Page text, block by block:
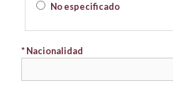
No especificado
* Nacionalidad